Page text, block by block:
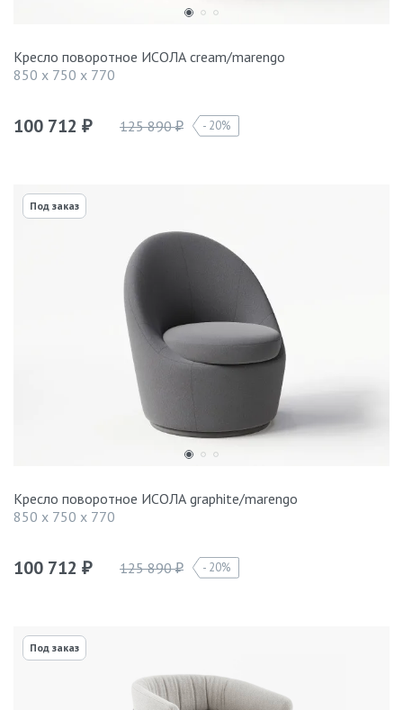
Кресло поворотное ИСОЛА cream/marengo
850 x 750 x 770
100 712 ₽ 125 890₽ 20%
Под заказ
Кресло поворотное ИСОЛА graphite/marengo
850 x 750 x 770
100 712 ₽ 125 890₽ 20%
Под заказ